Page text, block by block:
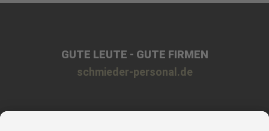
GUTE LEUTE - GUTE FIRMEN
schmieder-personal.de